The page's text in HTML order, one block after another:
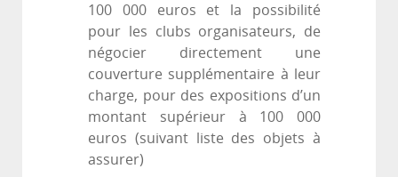
100 000 euros et la possibilité
pour les clubs organisateurs, de
négocier directement une
couverture supplémentaire à leur
charge, pour des expositions d’un
montant supérieur à 100 000
euros (suivant liste des objets à
assurer)